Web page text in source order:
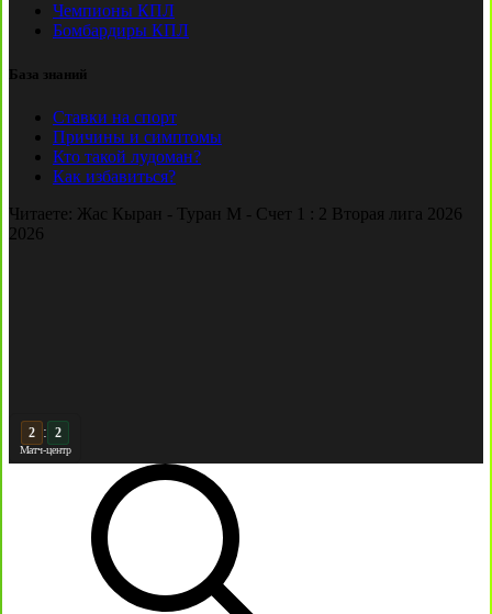
Чемпионы КПЛ
Бомбардиры КПЛ
База знаний
Ставки на спорт
Причины и симптомы
Кто такой лудоман?
Как избавиться?
Читаете: Жас Кыран - Туран М - Счет 1 : 2 Вторая лига 2026
2026
3 : 2
Матч-центр